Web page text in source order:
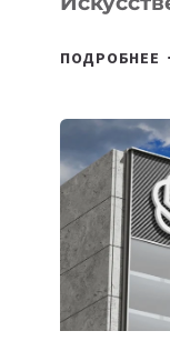
ПОДРОБНЕЕ